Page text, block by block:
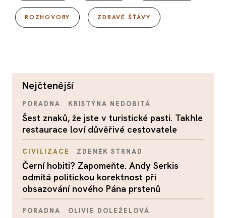
ROZHOVORY ZDRAVÉ ŠŤÁVY
nejčtenější
PORADNA KRISTÝNA NEDOBITÁ
Šest znaků, že jste v turistické pasti. Takhle
restaurace loví důvěřivé cestovatele
CIVILIZACE ZDENĚK STRNAD
Černí hobiti? Zapomeňte. Andy Serkis
odmítá politickou korektnost při
obsazování nového Pána prstenů
PORADNA OLIVIE DOLEŽELOVÁ